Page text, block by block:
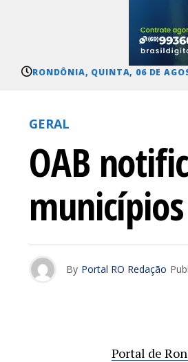
RONDÔNIA, QUINTA, 06 DE
GERAL
OAB
By Portal RO Redação
Portal de